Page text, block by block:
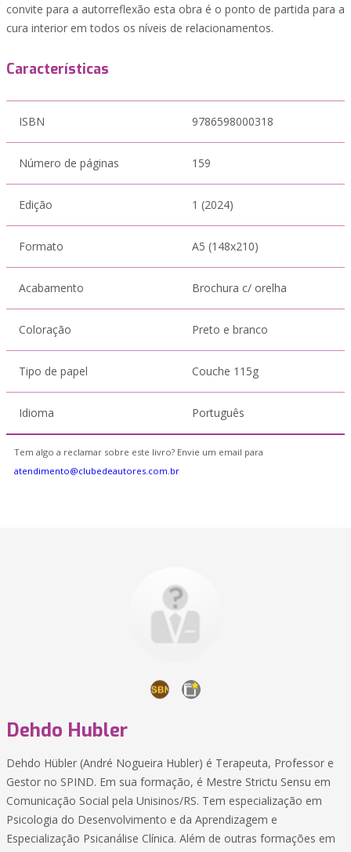
convite para a autorreflexão esta obra é o ponto de partida para a
cura interior em todos os níveis de relacionamentos.
Características
ISBN 9786598000318
Número de páginas 159
Edição 1 (2024)
Formato A5 (148x210)
Acabamento Brochura c/ orelha
Coloração Preto e branco
Tipo de papel Couche 115g
Idioma Português
Tem algo a reclamar sobre este livro? Envie um email para
atendimento@clubedeautores.com.br
Dehdo Hubler
Dehdo Hübler (André Nogueira Hubler) é Terapeuta, Professor e
Gestor no SPIND. Em sua formação, é Mestre Strictu Sensu em
Comunicação Social pela Unisinos/RS. Tem especialização em
Psicologia do Desenvolvimento e da Aprendizagem e
Especialização Psicanálise Clínica. Além de outras formações em